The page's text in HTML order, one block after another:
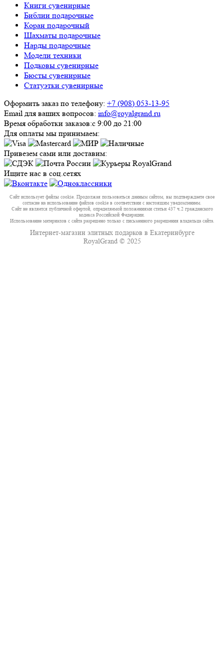
Книги сувенирные
Библии подарочные
Коран подарочный
Шахматы подарочные
Нарды подарочные
Модели техники
Подковы сувенирные
Бюсты сувенирные
Статуэтки сувенирные
Оформить заказ по телефону: +7 (908) 053-13-95
Email для ваших вопросов: info@royalgrand.ru
Время обработки заказов:с 9:00 до 21:00
Для оплаты мы принимаем:
Привезем сами или доставим:
Ищите нас в соц.сетях
Сайт использует файлы cookie. Продолжая пользоваться данным сайтом, вы подтверждаете свое
согласие на использование файлов cookie в соответствии с настоящим уведомлением.
Сайт не является публичной офертой, определяемой положениями статьи 437 ч.2 гражданского
кодекса Российской Федерации.
Использование материалов с сайта разрешено только с письменного разрешения владельца сайта.
Интернет-магазин элитных подарков в Екатеринбурге
RoyalGrand © 2025